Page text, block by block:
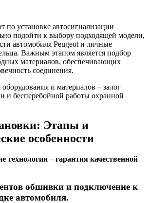
по установке автосигнализации
подойти к выбору подходящей модели,
автомобиля Peugeot и личные
Важным этапом является подбор
материалов, обеспечивающих
соединения.
и материалов – залог
и бесперебойной работы охранной
Этапы и
особенности
технологии – гарантия качественной
обшивки и подключение к
автомобиля.